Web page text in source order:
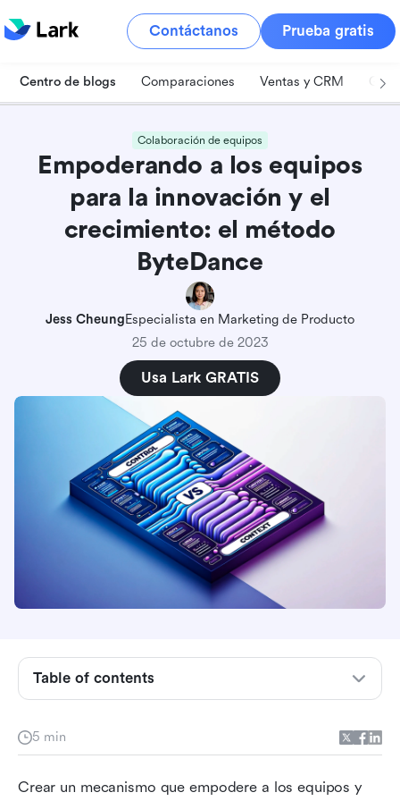
Contáctanos Prueba gratis
Centro de blogs Comparaciones Ventas y CRM
Colaboración de equipos
Empoderando a los equipos
para la innovación y el
crecimiento: el método
ByteDance
Jess CheungEspecialista en Marketing de Producto
25 de octubre de 2023
Usa Lark GRATIS
5 min
Crear un mecanismo que empodere a los equipos y
Table of contents
1. Reuniones para estar en la misma página
2. Comunicación asincrónica primero